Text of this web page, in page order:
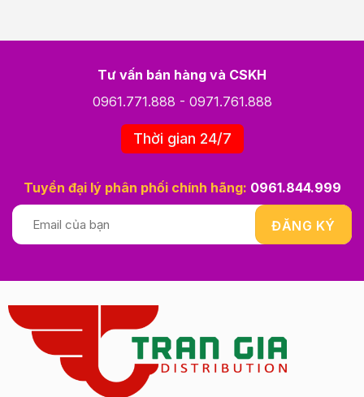
Tư vấn bán hàng và CSKH
0961.771.888 - 0971.761.888
Thời gian 24/7
Tuyển đại lý phân phối chính hãng: 0961.844.999